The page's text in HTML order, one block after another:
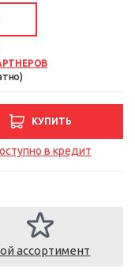
КУПИТЬ
в кредит
ассортимент